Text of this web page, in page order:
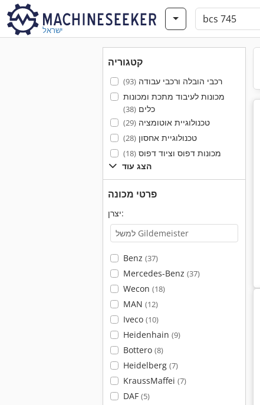
ישראל
קטגוריה
רכבי הובלה ורכבי עבודה(93)
מכונות לעיבוד מתכת ומכונות
כלים(38)
טכנולוגיית אוטומציה(29)
טכנולוגיית אחסון(28)
מכונות דפוס וציוד דפוס(18)
הצג עוד
פרטי מכונה
יצרן:
Benz (37)
Mercedes-Benz (37)
Wecon (18)
MAN (12)
Iveco (10)
Heidenhain (9)
Bottero (8)
Heidelberg (7)
KraussMaffei (7)
DAF (5)